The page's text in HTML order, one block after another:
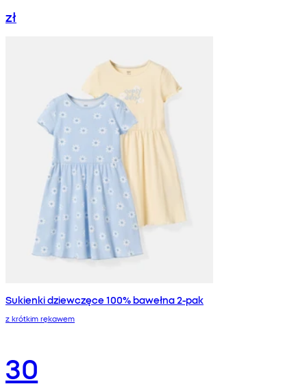
zł
Sukienki dziewczęce 100% bawełna 2-pak
z krótkim rękawem
30